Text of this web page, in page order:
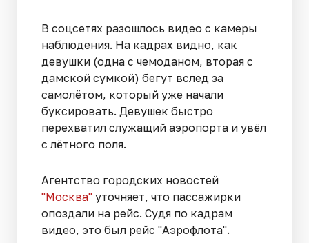
В соцсетях разошлось видео с камеры
наблюдения. На кадрах видно, как
девушки (одна с чемоданом, вторая с
дамской сумкой) бегут вслед за
самолётом, который уже начали
буксировать. Девушек быстро
перехватил служащий аэропорта и увёл
с лётного поля.
Агентство городских новостей
"Москва" уточняет, что пассажирки
опоздали на рейс. Судя по кадрам
видео, это был рейс "Аэрофлота".